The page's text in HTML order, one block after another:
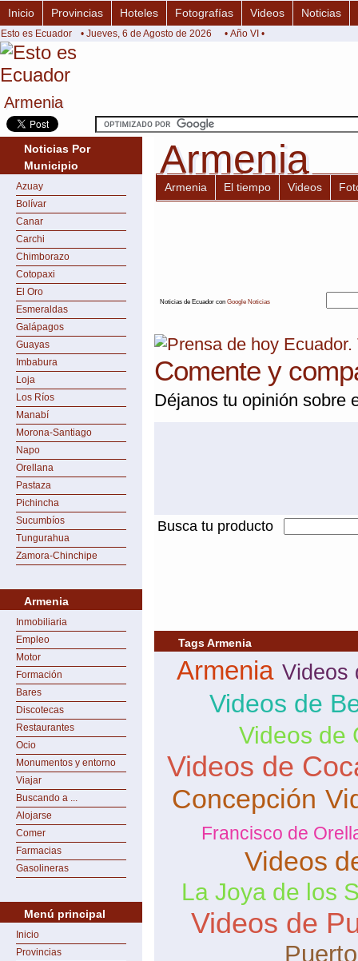
Armenia
Armenia
Inicio Provincias Hoteles Fotografías Videos Noticias
Esto es Ecuador • Jueves, 6 de Agosto de 2026 • Año VI •
Noticias Por
Municipio
Azuay
Bolívar
Canar
Carchi
Chimborazo
Cotopaxi
El Oro
Esmeraldas
Galápagos
Guayas
Imbabura
Loja
Los Ríos
Manabí
Morona-Santiago
Napo
Orellana
Pastaza
Pichincha
Sucumbíos
Tungurahua
Zamora-Chinchipe
Armenia
Inmobiliaria
Empleo
Motor
Formación
Bares
Discotecas
Restaurantes
Ocio
Monumentos y entorno
Viajar
Buscando a ...
Alojarse
Comer
Farmacias
Gasolineras
Menú principal
Inicio
Provincias
Armenia
Armenia
Armenia El tiempo Videos
Noticias de Ecuador con Google Noticias
Comente y
Déjanos tu opinión sobre
Busca tu producto
Tags Armenia
Armenia Videos
Videos de
Videos de
Videos de
Concepción
Francisco de
Videos
La Joya de los
Videos de